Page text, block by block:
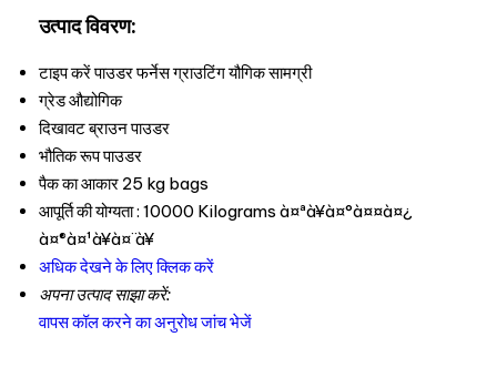
उत्पाद विवरण:
टाइप करेंपाउडर फर्नेस ग्राउटिंग यौगिक सामग्री
ग्रेडऔद्योगिक
दिखावटब्राउन पाउडर
भौतिक रूपपाउडर
पैक का आकार 25 kg bags
आपूर्ति की योग्यता : 10000 Kilograms à¤ªà¥à¤°à¤¤à¤¿
à¤®à¤¹à¥à¤¨à¥
अधिक देखने के लिए क्लिक करें
अपना उत्पाद साझा करें:
वापस कॉल करने का अनुरोधजांच भेजें